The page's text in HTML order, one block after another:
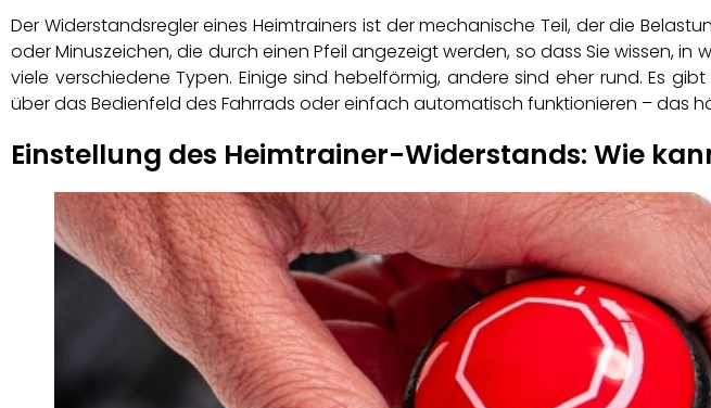
Der Widerstandsregler eines Heimtrainers ist der mechanische Teil, der die
oder Minuszeichen, die durch einen Pfeil angezeigt werden, so dass Sie wissen,
viele verschiedene Typen. Einige sind hebelförmig, andere sind eher rund. Es
über das Bedienfeld des Fahrrads oder einfach automatisch funktionieren – das
Einstellung des Heimtrainer-Widerstands: Wie